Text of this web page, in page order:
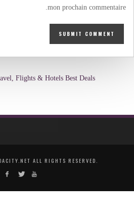
mon prochain commentaire.
Flights & Hotels Best Deals
ALL RIGHTS RESERVED.